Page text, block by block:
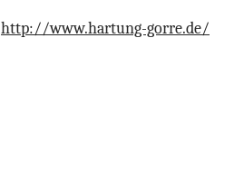
http://www.hartung-gorre.de/